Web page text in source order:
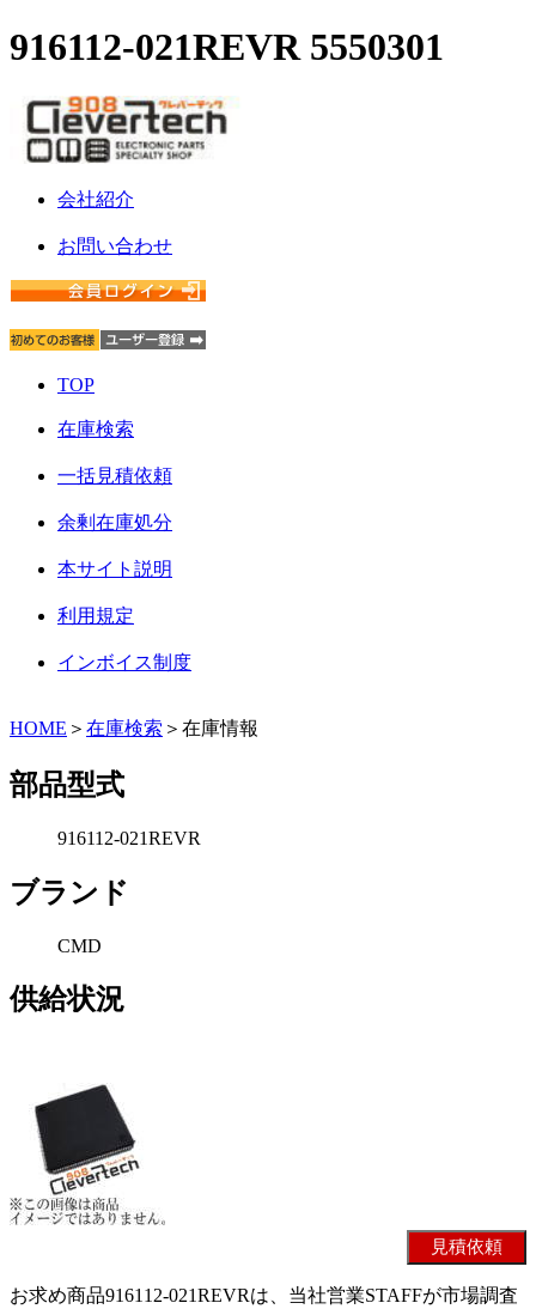
916112-021REVR 5550301
会社紹介
お問い合わせ
TOP
在庫検索
一括見積依頼
余剰在庫処分
本サイト説明
利用規定
インボイス制度
HOME ＞ 在庫検索 ＞在庫情報
部品型式
916112-021REVR
ブランド
CMD
供給状況
お求め商品916112-021REVRは、当社営業STAFFが市場調査